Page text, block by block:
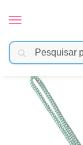
Início Amamentação /